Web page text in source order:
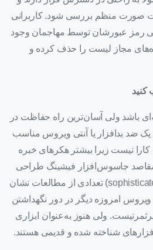
صورت منظم بررسی شود. کاربرانی
رمز عبورشان توسط مهاجمان وجود
مجاز لیست را حذف کرده و
باشد ولی آسان‌ترین راه حفاظت در
یک ضد بدافزار یا آنتی ویروس مناسب
نیست زیرا بیشتر هکرهای خبره
مقاصد جاسوس‌افزار فیشینگ طراحی
می‌کنند.(sophisticated level of attacks) تعدادی از مطالعات نشان
ویروس امروزه دیگر در دور نگهداشتن
ولی هنوز به‌عنوان ابزاری
شناخته شده و قدیمی هستند.